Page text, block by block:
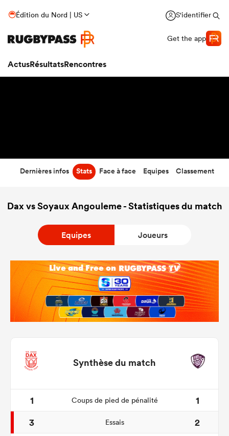
Édition du Nord | US S'identifier
Get the app
ActusRésultatsRencontres
Dernières infos Stats Face à face Equipes Classement
Dax vs Soyaux Angouleme - Statistiques du match
Equipes Joueurs
Synthèse du match
1 Coups de pied de pénalité
1
3
Essais
2